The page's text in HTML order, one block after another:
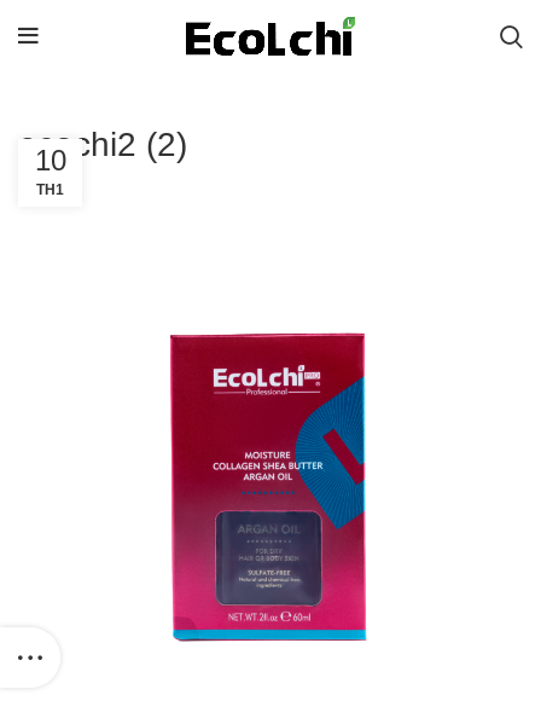
ecochi2 (2)
10
TH1